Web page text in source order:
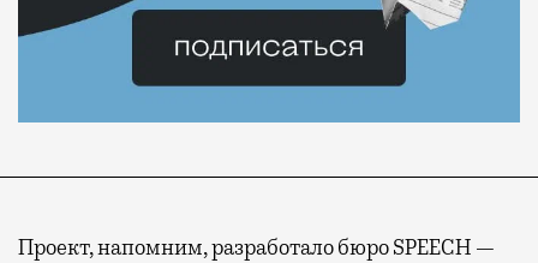
Проект, напомним, разработало бюро SPEECH —